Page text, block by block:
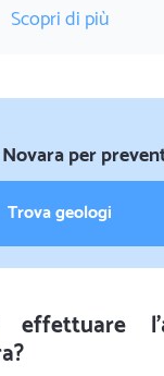
Scopri di più
per
Trova geologi
effettuare